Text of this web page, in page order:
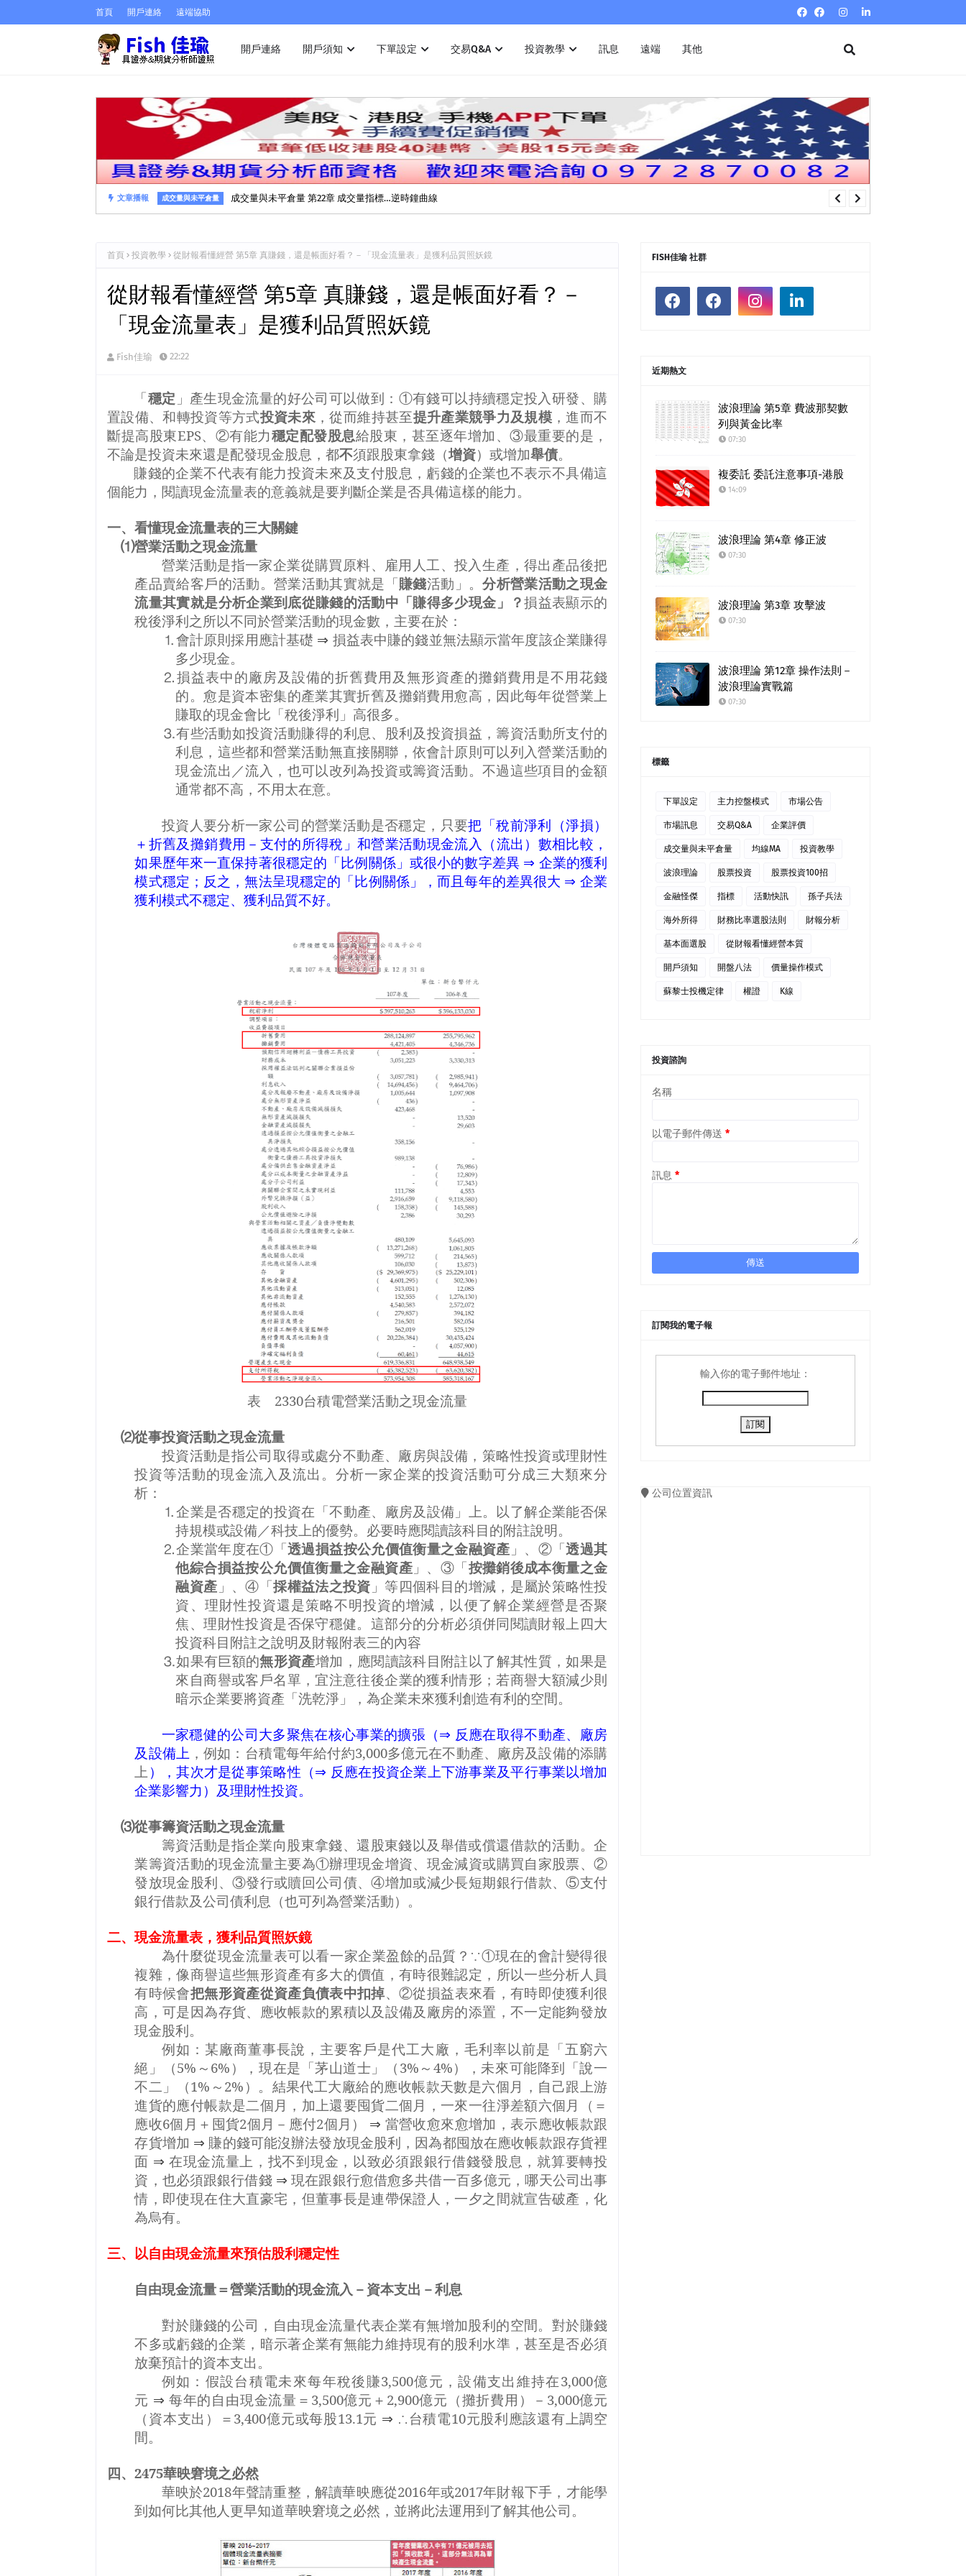
首頁 開戶連絡 遠端協助
開戶連絡 開戶須知 下單設定 交易Q&A 投資教學 訊息 遠端 其他
文章播報 成交量與未平倉量 成交量與未平倉量 第22章 成交量指標…逆時鐘曲線
首頁 投資教學 從財報看懂經營 第5章 真賺錢，還是帳面好看？－「現金流量表」是獲利品質照妖鏡
從財報看懂經營 第5章 真賺錢，還是帳面好看？－
「現金流量表」是獲利品質照妖鏡
Fish佳瑜 22:22
「穩定 」產生現金流量的好公司可以做到：①有錢可以持續穩定投入研發、購
置設備、和轉投資等方式投資未來 ，從而維持甚至提升產業競爭力及規模 ，進而不
斷提高股東EPS、②有能力穩定配發股息給股東，甚至逐年增加、③最重要的是，
不論是投資未來還是配發現金股息，都不須跟股東拿錢（增資）或增加舉債。
賺錢的企業不代表有能力投資未來及支付股息，虧錢的企業也不表示不具備這
個能力，閱讀現金流量表的意義就是要判斷企業是否具備這樣的能力。
一、看懂現金流量表的三大關鍵
⑴營業活動之現金流量
營業活動是指一家企業從購買原料、雇用人工、投入生產，得出產品後把
產品賣給客戶的活動。營業活動其實就是「賺錢活動」。分析營業活動之現金
流量其實就是分析企業到底從賺錢的活動中「賺得多少現金」？損益表顯示的
稅後淨利之所以不同於營業活動的現金數，主要在於：
⒈會計原則採用應計基礎 ⇒ 損益表中賺的錢並無法顯示當年度該企業賺得
多少現金。
⒉損益表中的廠房及設備的折舊費用及無形資產的攤銷費用是不用花錢
的。愈是資本密集的產業其實折舊及攤銷費用愈高，因此每年從營業上
賺取的現金會比「稅後淨利」高很多。
⒊有些活動如投資活動賺得的利息、股利及投資損益，籌資活動所支付的
利息，這些都和營業活動無直接關聯，依會計原則可以列入營業活動的
現金流出／流入，也可以改列為投資或籌資活動。不過這些項目的金額
通常都不高，不用太在意。
投資人要分析一家公司的營業活動是否穩定，只要把「稅前淨利（淨損）
＋折舊及攤銷費用－支付的所得稅」和營業活動現金流入（流出）數相比較，
如果歷年來一直保持著很穩定的「比例關係」或很小的數字差異 ⇒ 企業的獲利
模式穩定；反之，無法呈現穩定的「比例關係」，而且每年的差異很大 ⇒ 企業
獲利模式不穩定、獲利品質不好。
表 2330台積電營業活動之現金流量
⑵從事投資活動之現金流量
投資活動是指公司取得或處分不動產、廠房與設備，策略性投資或理財性
投資等活動的現金流入及流出。分析一家企業的投資活動可分成三大類來分
析：
⒈企業是否穩定的投資在「不動產、廠房及設備」上。以了解企業能否保
持規模或設備／科技上的優勢。必要時應閱讀該科目的附註說明。
⒉企業當年度在①「透過損益按公允價值衡量之金融資產 」、②「透過其
他綜合損益按公允價值衡量之金融資產 」、③「按攤銷後成本衡量之金
融資產 」、④「採權益法之投資 」等四個科目的增減，是屬於策略性投
資、理財性投資還是策略不明投資的增減，以便了解企業經營是否聚
焦、理財性投資是否保守穩健。這部分的分析必須併同閱讀財報上四大
投資科目附註之說明及財報附表三的內容
⒊如果有巨額的無形資產增加 ，應閱讀該科目附註以了解其性質，如果是
來自商譽或客戶名單，宜注意往後企業的獲利情形；若商譽大額減少則
暗示企業要將資產「洗乾淨」，為企業未來獲利創造有利的空間。
一家穩健的公司大多聚焦在核心事業的擴張（⇒ 反應在取得不動產、廠房
及設備上 ，例如：台積電每年給付約3,000多億元在不動產、廠房及設備的添購
上 ），其次才是從事策略性（⇒ 反應在投資企業上下游事業及平行事業以增加
企業影響力）及理財性投資。
⑶從事籌資活動之現金流量
籌資活動是指企業向股東拿錢、還股東錢以及舉借或償還借款的活動。企
業籌資活動的現金流量主要為①辦理現金增資、現金減資或購買自家股票、②
發放現金股利、③發行或贖回公司債、④增加或減少長短期銀行借款、⑤支付
銀行借款及公司債利息（也可列為營業活動）。
二、現金流量表，獲利品質照妖鏡
為什麼從現金流量表可以看一家企業盈餘的品質？∵①現在的會計變得很
複雜，像商譽這些無形資產有多大的價值，有時很難認定，所以一些分析人員
有時候會把無形資產從資產負債表中扣掉、②從損益表來看，有時即使獲利很
高，可是因為存貨、應收帳款的累積以及設備及廠房的添置，不一定能夠發放
現金股利。
例如：某廠商董事長說，主要客戶是代工大廠，毛利率以前是「五窮六
絕」（5% ～ 6% ），現在是「茅山道士」（ 3% ～ 4%），未來可能降到「說一
不二」（1% ～ 2% ）。結果代工大廠給的應收帳款天數是六個月，自己跟上游
進貨的應付帳款是二個月，加上還要囤貨二個月，一來一往淨差額六個月（＝
應收6個月＋囤貨2個月－應付2個月） ⇒ 當營收愈來愈增加，表示應收帳款跟
存貨增加 ⇒ 賺的錢可能沒辦法發放現金股利，因為都囤放在應收帳款跟存貨裡
面 ⇒ 在現金流量上，找不到現金，以致必須跟銀行借錢發股息，就算要轉投
資，也必須跟銀行借錢 ⇒ 現在跟銀行愈借愈多共借一百多億元，哪天公司出事
情，即使現在住大直豪宅，但董事長是連帶保證人，一夕之間就宣告破產，化
為烏有。
三、以自由現金流量來預估股利穩定性
自由現金流量＝營業活動的現金流入－資本支出－利息
對於賺錢的公司，自由現金流量代表企業有無增加股利的空間。對於賺錢
不多或虧錢的企業，暗示著企業有無能力維持現有的股利水準，甚至是否必須
放棄預計的資本支出。
例如：假設台積電未來每年稅後賺3,500億元，設備支出維持在3,000億
元 ⇒ 每年的自由現金流量＝ 3,500億元＋ 2,900億元（攤折費用）－ 3,000億元
（資本支出）＝ 3,400億元或每股13.1元 ⇒ ∴台積電10元股利應該還有上調空
間。
四、 2475華映窘境之必然
華映於2018年聲請重整，解讀華映應從2016年或2017年財報下手，才能學
到如何比其他人更早知道華映窘境之必然，並將此法運用到了解其他公司。
FISH佳瑜 社群
近期熱文
波浪理論 第5章 費波那契數
列與黃金比率
07:30
複委託 委託注意事項-港股
14:09
波浪理論 第4章 修正波
07:30
波浪理論 第3章 攻擊波
07:30
波浪理論 第12章 操作法則－
波浪理論實戰篇
07:30
標籤
下單設定 主力控盤模式 市場公告
市場訊息 交易Q&A 企業評價
成交量與未平倉量 均線MA 投資教學
波浪理論 股票投資 股票投資100招
金融怪傑 指標 活動快訊 孫子兵法
海外所得 財務比率選股法則 財報分析
基本面選股 從財報看懂經營本質
開戶須知 開盤八法 價量操作模式
蘇黎士投機定律 權證 K線
投資諮詢
名稱
以電子郵件傳送 *
訊息 *
訂閱我的電子報
輸入你的電子郵件地址：
公司位置資訊